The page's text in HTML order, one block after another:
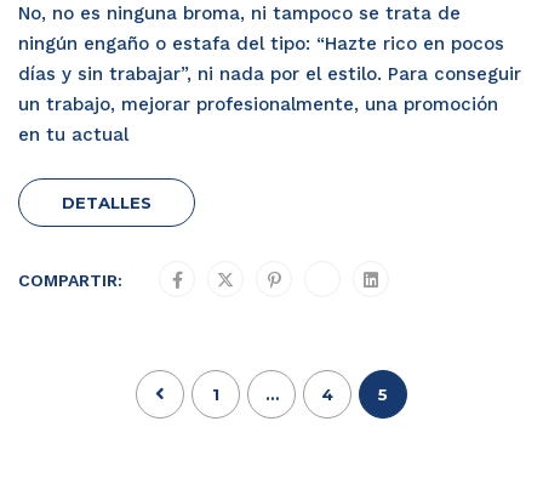
No, no es ninguna broma, ni tampoco se trata de
ningún engaño o estafa del tipo: “Hazte rico en pocos
días y sin trabajar”, ni nada por el estilo. Para conseguir
un trabajo, mejorar profesionalmente, una promoción
en tu actual
DETALLES
COMPARTIR:
1 … 4 5